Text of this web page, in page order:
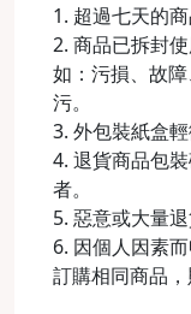
1. 超過七天的商
2. 商品已拆封
如：污損、故
污。
3. 外包裝紙盒
4. 退貨商品包
者。
5. 惡意或大量退
6. 因個人因素
訂購相同商品，